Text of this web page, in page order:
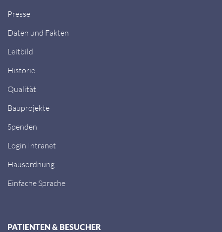
Presse
Daten und Fakten
Leitbild
Historie
Qualität
Bauprojekte
Spenden
Login Intranet
Hausordnung
Einfache Sprache
PATIENTEN & BESUCHER